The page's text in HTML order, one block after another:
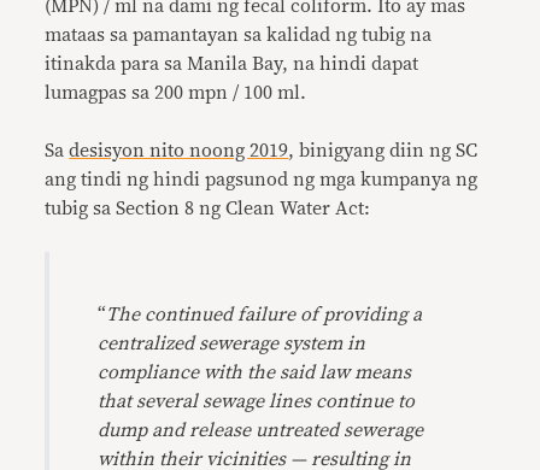
(MPN) / ml na dami ng fecal coliform. Ito ay mas
mataas sa pamantayan sa kalidad ng tubig na
itinakda para sa Manila Bay, na hindi dapat
lumagpas sa 200 mpn / 100 ml.
Sadesisyon nito noong 2019, binigyang diin ng SC
ang tindi ng hindi pagsunod ng mga kumpanya ng
tubig sa Section 8 ng Clean Water Act:
“The continued failure of providing a
centralized sewerage system in
compliance with the said law means
that several sewage lines continue to
dump and release untreated sewerage
within their vicinities — resulting in